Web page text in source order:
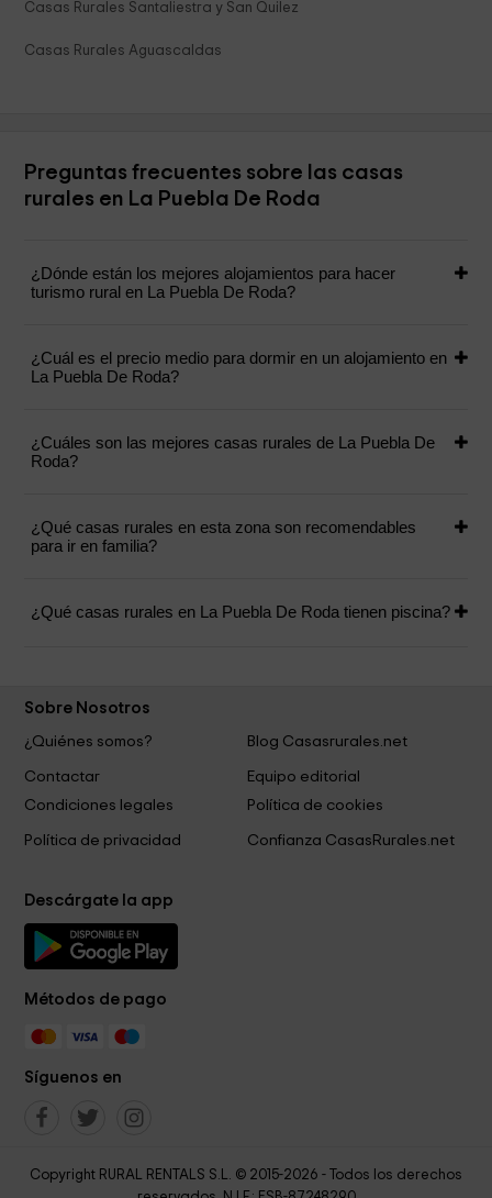
Casas Rurales Santaliestra y San Quilez
Casas Rurales Aguascaldas
Preguntas frecuentes sobre las casas
rurales en La Puebla De Roda
¿Dónde están los mejores alojamientos para hacer
turismo rural en La Puebla De Roda?
¿Cuál es el precio medio para dormir en un alojamiento en
La Puebla De Roda?
¿Cuáles son las mejores casas rurales de La Puebla De
Roda?
¿Qué casas rurales en esta zona son recomendables
para ir en familia?
¿Qué casas rurales en La Puebla De Roda tienen piscina?
Sobre Nosotros
¿Quiénes somos?
Blog Casasrurales.net
Contactar
Equipo editorial
Condiciones legales
Política de cookies
Política de privacidad Confianza CasasRurales.net
Descárgate la app
Métodos de pago
Síguenos en
Copyright RURAL RENTALS S.L. © 2015-2026 - Todos los derechos